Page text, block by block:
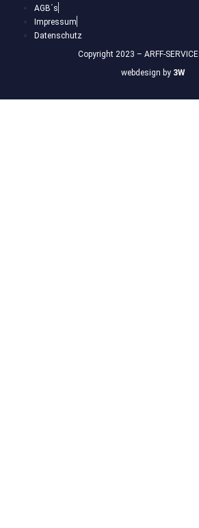
AGB´s
Impressum
Datenschutz
Copyright 2023 – ARFF-
webdesign by 3W